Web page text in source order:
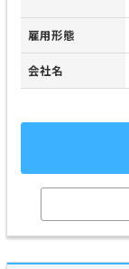
雇用形態
会社名